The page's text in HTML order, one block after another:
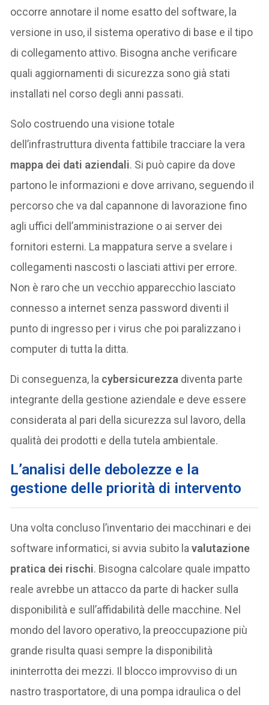
occorre annotare il nome esatto del software, la
versione in uso, il sistema operativo di base e il tipo
di collegamento attivo. Bisogna anche verificare
quali aggiornamenti di sicurezza sono già stati
installati nel corso degli anni passati.
Solo costruendo una visione totale
dell’infrastruttura diventa fattibile tracciare la vera
mappa dei dati aziendali. Si può capire da dove
partono le informazioni e dove arrivano, seguendo il
percorso che va dal capannone di lavorazione fino
agli uffici dell’amministrazione o ai server dei
fornitori esterni. La mappatura serve a svelare i
collegamenti nascosti o lasciati attivi per errore.
Non è raro che un vecchio apparecchio lasciato
connesso a internet senza password diventi il
punto di ingresso per i virus che poi paralizzano i
computer di tutta la ditta.
Di conseguenza, la cybersicurezza diventa parte
integrante della gestione aziendale e deve essere
considerata al pari della sicurezza sul lavoro, della
qualità dei prodotti e della tutela ambientale.
L’analisi delle debolezze e la
gestione delle priorità di intervento
Una volta concluso l’inventario dei macchinari e dei
software informatici, si avvia subito lavalutazione
pratica dei rischi. Bisogna calcolare quale impatto
reale avrebbe un attacco da parte di hacker sulla
disponibilità e sull’affidabilità delle macchine. Nel
mondo del lavoro operativo, la preoccupazione più
grande risulta quasi sempre la disponibilità
ininterrotta dei mezzi. Il blocco improvviso di un
nastro trasportatore, di una pompa idraulica o del